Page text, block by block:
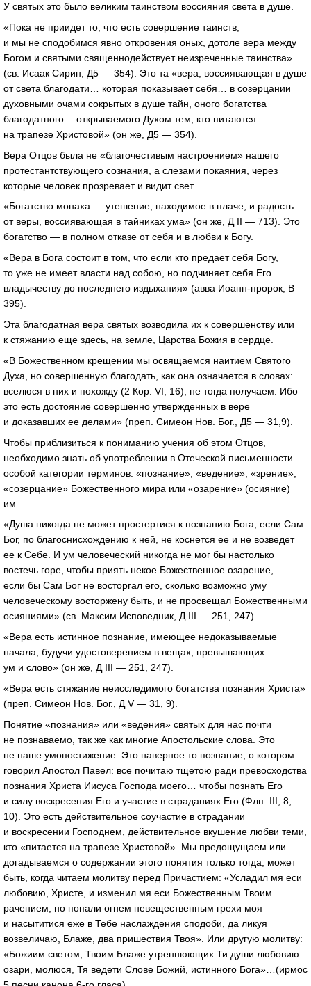
У святых это было великим таинством воссияния света в душе.
«Пока не приидет то, что есть совершение таинств,
и мы не сподобимся явно откровения оных, дотоле вера между
Богом и святыми священнодействует неизреченные таинства»
(св. Исаак Сирин, Д5 — 354). Это та «вера, воссиявающая в душе
от света благодати… которая показывает себя… в созерцании
духовными очами сокрытых в душе тайн, оного богатства
благодатного… открываемого Духом тем, кто питаются
на трапезе Христовой» (он же, Д5 — 354).
Вера Отцов была не «благочестивым настроением» нашего
протестантствующего сознания, а слезами покаяния, через
которые человек прозревает и видит свет.
«Богатство монаха — утешение, находимое в плаче, и радость
от веры, воссиявающая в тайниках ума» (он же, Д II — 713). Это
богатство — в полном отказе от себя и в любви к Богу.
«Вера в Бога состоит в том, что если кто предает себя Богу,
то уже не имеет власти над собою, но подчиняет себя Его
владычеству до последнего издыхания» (авва Иоанн-пророк, В —
395).
Эта благодатная вера святых возводила их к совершенству или
к стяжанию еще здесь, на земле, Царства Божия в сердце.
«В Божественном крещении мы освящаемся наитием Святого
Духа, но совершенную благодать, как она означается в словах:
вселюся в них и похожду (2 Кор. VI, 16), не тогда получаем. Ибо
это есть достояние совершенно утвержденных в вере
и доказавших ее делами» (преп. Симеон Нов. Бог., Д5 — 31,9).
Чтобы приблизиться к пониманию учения об этом Отцов,
необходимо знать об употреблении в Отеческой письменности
особой категории терминов: «познание», «ведение», «зрение»,
«созерцание» Божественного мира или «озарение» (осияние)
им.
«Душа никогда не может простертися к познанию Бога, если Сам
Бог, по благоснисхождению к ней, не коснется ее и не возведет
ее к Себе. И ум человеческий никогда не мог бы настолько
востечь горе, чтобы приять некое Божественное озарение,
если бы Сам Бог не восторгал его, сколько возможно уму
человеческому восторжену быть, и не просвещал Божественными
осияниями» (св. Максим Исповедник, Д III — 251, 247).
«Вера есть истинное познание, имеющее недоказываемые
начала, будучи удостоверением в вещах, превышающих
ум и слово» (он же, Д III — 251, 247).
«Вера есть стяжание неисследимого богатства познания Христа»
(преп. Симеон Нов. Бог., Д V — 31, 9).
Понятие «познания» или «ведения» святых для нас почти
не познаваемо, так же как многие Апостольские слова. Это
не наше умопостижение. Это наверное то познание, о котором
говорил Апостол Павел: все почитаю тщетою ради превосходства
познания Христа Иисуса Господа моего… чтобы познать Его
и силу воскресения Его и участие в страданиях Его (Флп. III, 8,
10). Это есть действительное соучастие в страдании
и воскресении Господнем, действительное вкушение любви теми,
кто «питается на трапезе Христовой». Мы предощущаем или
догадываемся о содержании этого понятия только тогда, может
быть, когда читаем молитву перед Причастием: «Усладил мя еси
любовию, Христе, и изменил мя еси Божественным Твоим
рачением, но попали огнем невещественным грехи моя
и насытитися еже в Тебе наслаждения сподоби, да ликуя
возвеличаю, Блаже, два пришествия Твоя». Или другую молитву:
«Божиим светом, Твоим Блаже утреннюющих Ти души любовию
озари, молюся, Тя ведети Слове Божий, истинного Бога»…(ирмос